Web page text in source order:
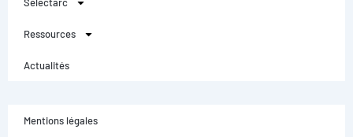
Ressources
Actualités
Mentions légales